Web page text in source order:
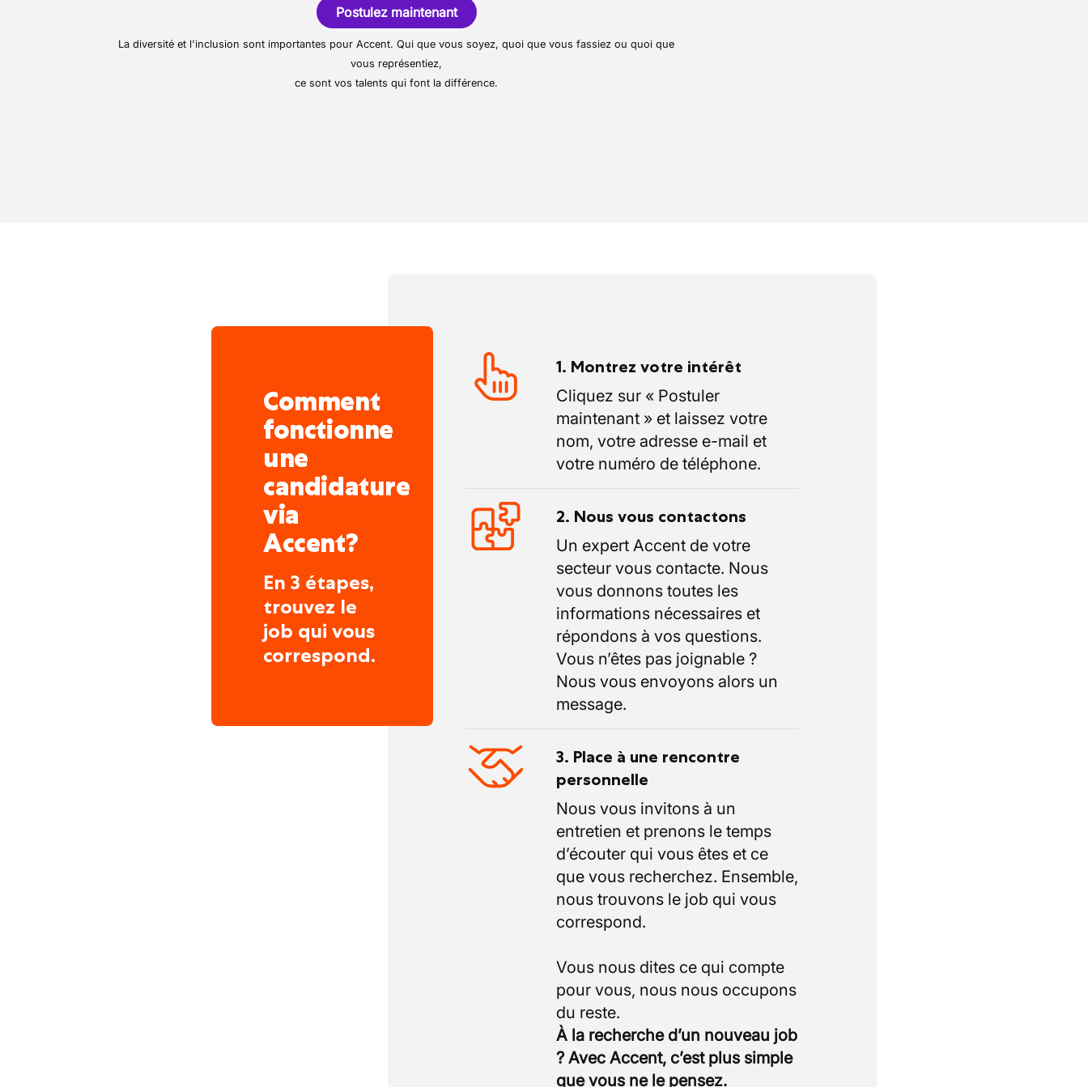
Encaisser les clientsPostulez maintenant
La diversité et l'inclusion sont importantes pour Accent. Qui que vous soyez, quoi que vous fassiez ou quoi que
vous représentiez,
ce sont vos talents qui font la différence.
Comment
fonctionne
une
candidature
via
Accent?
En 3 étapes,
trouvez le
job qui vous
correspond.
1. Montrez votre intérêt
Cliquez sur « Postuler
maintenant » et laissez votre
nom, votre adresse e-mail et
votre numéro de téléphone.
2. Nous vous contactons
Un expert Accent de votre
secteur vous contacte. Nous
vous donnons toutes les
informations nécessaires et
répondons à vos questions.
Vous n’êtes pas joignable ?
Nous vous envoyons alors un
message.
3. Place à une rencontre
personnelle
Nous vous invitons à un
entretien et prenons le temps
d’écouter qui vous êtes et ce
que vous recherchez. Ensemble,
nous trouvons le job qui vous
correspond.
Vous nous dites ce qui compte
pour vous, nous nous occupons
À la recherche d’un nouveau job
? Avec Accent, c’est plus simple
que vous ne le pensez.